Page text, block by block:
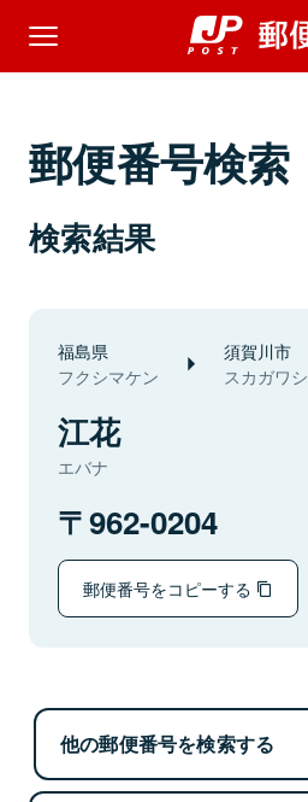
郵便番号検索
検索結果
福島県
フクシマケン
須賀川市
スカガワシ
江花
エバナ
962-0204
郵便番号をコピーする
他の郵便番号を検索する